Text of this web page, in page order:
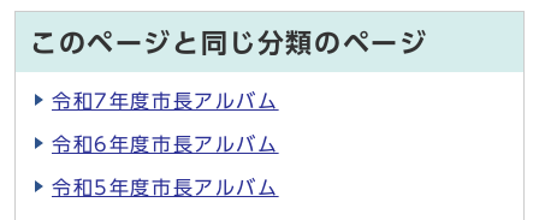
このページと同じ分類のページ
令和7年度市長アルバム
令和6年度市長アルバム
令和5年度市長アルバム